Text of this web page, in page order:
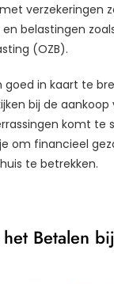
verzekeringen
belastingen
(OZB).
goed in kaart te
bij de aankoop
komt te
om financieel
te betrekken.
Betalen